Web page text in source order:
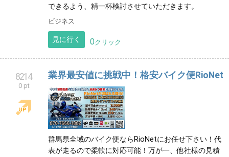
できるよう、精一杯検討させていただきます。
ビジネス
見に行く 0クリック
8214
0 pt
業界最安値に挑戦中！格安バイク便RioNet
群馬県全域のバイク便ならRioNetにお任せ下さい！代
表が走るので柔軟に対応可能！万が一、他社様の見積